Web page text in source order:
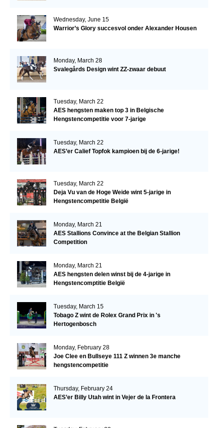
Wednesday, June 15
Warrior’s Glory succesvol onder Alexander Housen
Monday, March 28
Svalegårds Design wint ZZ-zwaar debuut
Tuesday, March 22
AES hengsten maken top 3 in Belgische
Hengstencompetitie voor 7-jarige
Tuesday, March 22
AES’er Calief Topfok kampioen bij de 6-jarige!
Tuesday, March 22
Deja Vu van de Hoge Weide wint 5-jarige in
Hengstencompetitie België
Monday, March 21
AES Stallions Convince at the Belgian Stallion
Competition
Monday, March 21
AES hengsten delen winst bij de 4-jarige in
Hengstencomptitie België
Tuesday, March 15
Tobago Z wint de Rolex Grand Prix in 's
Hertogenbosch
Monday, February 28
Joe Clee en Bullseye 111 Z winnen 3e manche
hengstencompetitie
Thursday, February 24
AES’er Billy Utah wint in Vejer de la Frontera